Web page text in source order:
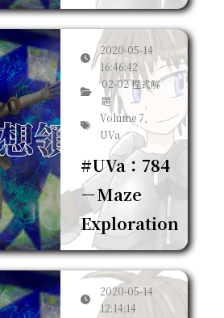
2020-05-14
16:46:42
02-02 程式解
題
Volume 7,
UVa
#UVa：784
－Maze
Exploration
2020-05-14
12:14:14